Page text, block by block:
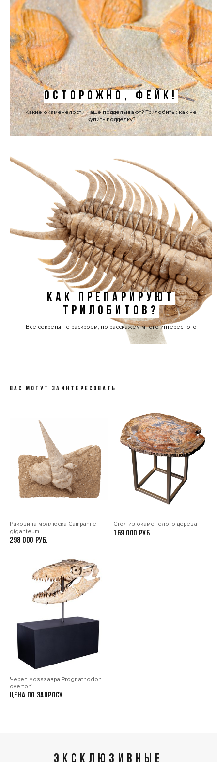
ОСТОРОЖНО, ФЕЙК!
Какие окаменелости чаще подделывают? Трилобиты: как не
купить подделку?
КАК ПРЕПАРИРУЮТ
ТРИЛОБИТОВ?
Все секреты не раскроем, но расскажем много интересного
ВАС МОГУТ ЗАИНТЕРЕСОВАТЬ
Раковина моллюска Сampanile
giganteum
298 000
Стол из окаменелого дерева
169 000
Череп мозазавра Prognathodon
overtoni
Цена по запросу